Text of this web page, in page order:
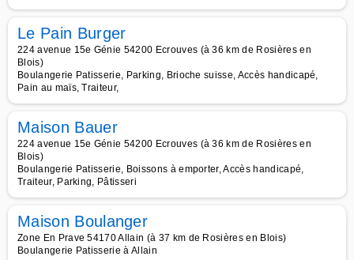
Le Pain Burger
224 avenue 15e Génie 54200 Ecrouves (à 36 km de Rosières en
Blois)
Boulangerie Patisserie, Parking, Brioche suisse, Accès handicapé,
Pain au maïs, Traiteur,
Maison Bauer
224 avenue 15e Génie 54200 Ecrouves (à 36 km de Rosières en
Blois)
Boulangerie Patisserie, Boissons à emporter, Accès handicapé,
Traiteur, Parking, Pâtisseri
Maison Boulanger
Zone En Prave 54170 Allain (à 37 km de Rosières en Blois)
Boulangerie Patisserie à Allain